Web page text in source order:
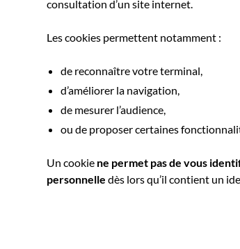
consultation d’un site internet.
Les cookies permettent notamment :
de reconnaître votre terminal,
d’améliorer la navigation,
de mesurer l’audience,
ou de proposer certaines
Un cookie ne permet pas de vous
personnelle dès lors qu’il contient un